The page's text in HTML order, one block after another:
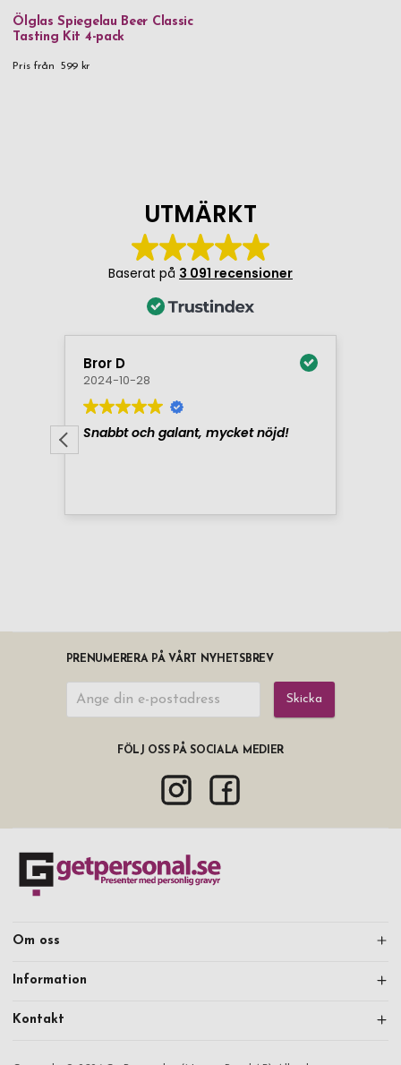
Ölglas Spiegelau Beer Classic
Tasting Kit 4-pack
Pris från 599 kr
PRENUMERERA PÅ VÅRT NYHETSBREV
Skicka
FÖLJ OSS PÅ SOCIALA MEDIER
Om oss
Information
Kontakt